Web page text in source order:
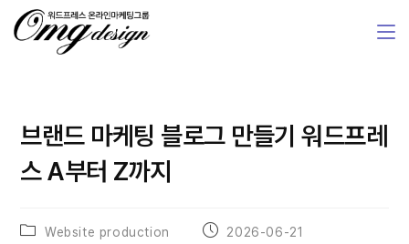
브랜드 마케팅 블로그 만들기 워드프레
스 A부터 Z까지
Website production 2026-06-21